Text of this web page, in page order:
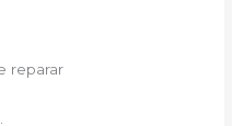
reparar